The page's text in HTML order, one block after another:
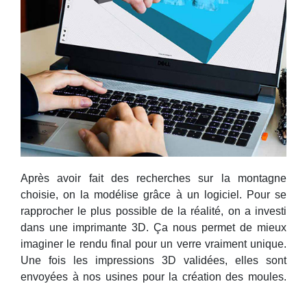
Après avoir fait des recherches sur la montagne
choisie, on la modélise grâce à un logiciel. Pour se
rapprocher le plus possible de la réalité, on a investi
dans une imprimante 3D. Ça nous permet de mieux
imaginer le rendu final pour un verre vraiment unique.
Une fois les impressions 3D validées, elles sont
envoyées à nos usines pour la création des moules.